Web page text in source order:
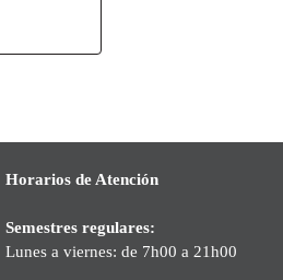
Horarios de Atención
Semestres regulares:
Lunes a viernes: de 7h00 a 21h00